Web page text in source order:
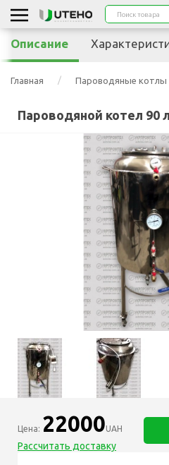
Главная Пароводяные котлы
Пароводяной котел 90
Цена: 22000UAH
Рассчитать доставку
Описание